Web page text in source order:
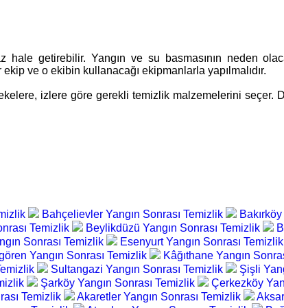
getirebilir. Yangın ve su basmasının neden
ve o ekibin kullanacağı ekipmanlarla yapılmalıdır.
izlere göre gerekli temizlik malzemelerini seçer.
Bahçelievler Yangın Sonrası Temizlik
Temizlik Beylikdüzü Yangın Sonrası Temizlik
Sonrası Temizlik Esenyurt Yangın Sonrası Temizlik
Yangın Sonrası Temizlik
Kâğıthane Yangın
Sultangazi Yangın Sonrası Temizlik
Şişli
Şarköy Yangın Sonrası Temizlik
Çerkezköy
Temizlik Akaretler Yangın Sonrası Temizlik